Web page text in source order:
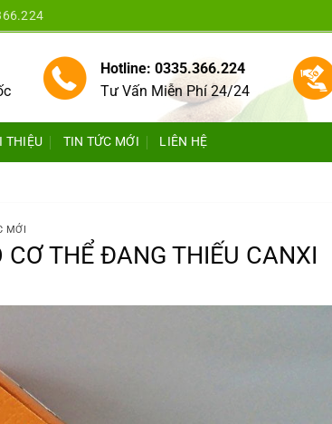
Hotline: 0335.366.224
Tư Vấn Miễn Phí 24/24
THIỆU TIN TỨC MỚI LIÊN HỆ
MỚI
THỂ ĐANG THIẾU CANXI